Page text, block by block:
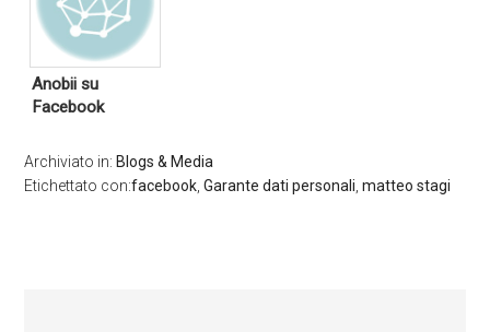
Anobii su
Facebook
Archiviato in: Blogs & Media
Etichettato con:facebook,Garante dati personali,matteo stagi